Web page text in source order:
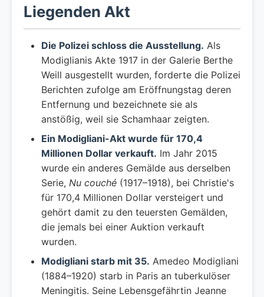
Liegenden Akt
Die Polizei schloss die Ausstellung. Als
Modiglianis Akte 1917 in der Galerie Berthe
Weill ausgestellt wurden, forderte die Polizei
Berichten zufolge am Eröffnungstag deren
Entfernung und bezeichnete sie als
anstößig, weil sie Schamhaar zeigten.
Ein Modigliani-Akt wurde für 170,4
Millionen Dollar verkauft. Im Jahr 2015
wurde ein anderes Gemälde aus derselben
Serie, Nu couché (1917–1918), bei Christie's
für 170,4 Millionen Dollar versteigert und
gehört damit zu den teuersten Gemälden,
die jemals bei einer Auktion verkauft
wurden.
Modigliani starb mit 35. Amedeo Modigliani
(1884–1920) starb in Paris an tuberkulöser
Meningitis. Seine Lebensgefährtin Jeanne